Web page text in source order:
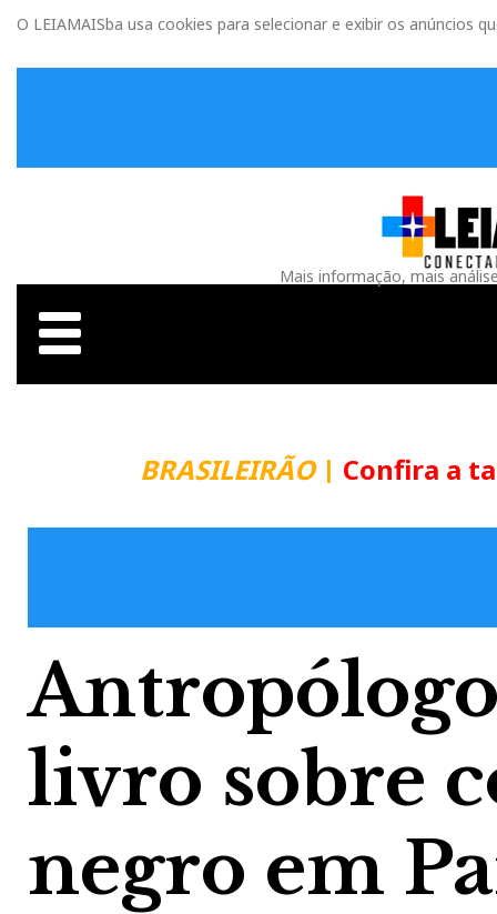
O LEIAMAISba usa cookies para selecionar e exibir os anúncios
Mais informação, mais
BRASILEIRÃO| Confira a
livro sobre
negro em